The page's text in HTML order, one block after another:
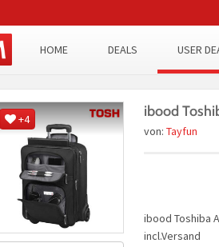
HOME DEALS USER
+4 ibood
von: Tayfun
ibood Toshiba
incl.Versand